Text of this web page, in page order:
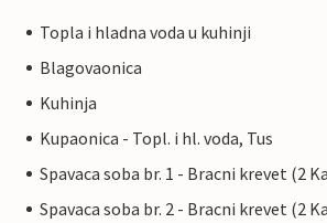
Topla i hladna voda u kuhinji
Blagovaonica
Kuhinja
Kupaonica - Topl. i hl. voda, Tus
Spavaca soba br. 1 - Bracni krevet (2
Spavaca soba br. 2 - Bracni krevet (2